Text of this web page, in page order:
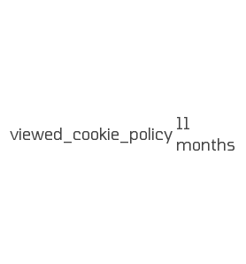
viewed_cookie_policy
11
months